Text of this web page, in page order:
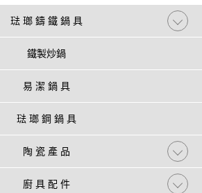
琺 瑯 鑄 鐵 鍋 具
鐵製炒鍋
易 潔 鍋 具
琺 瑯 鋼 鍋 具
陶 瓷 產 品
廚 具 配 件